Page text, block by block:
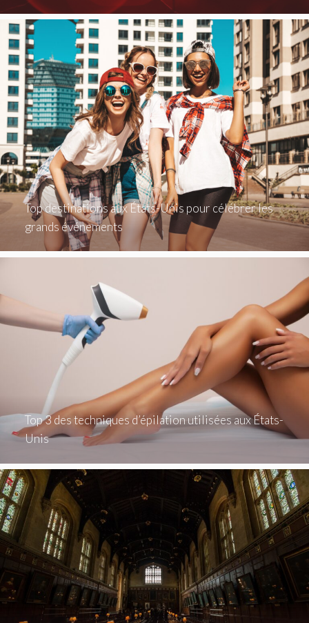
Top destinations aux États-Unis pour célébrer les
grands événements
Top 3 des techniques d’épilation utilisées aux États-
Unis